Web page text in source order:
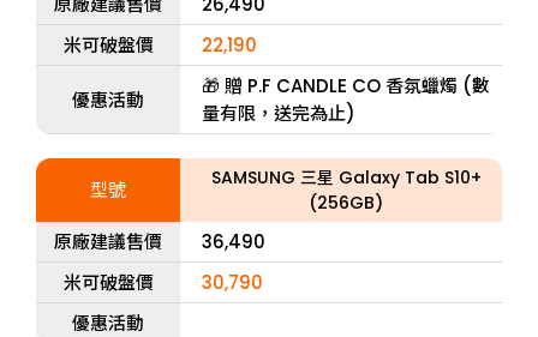
米可破盤價
22,190
優惠活動
🎁 贈 P.F CANDLE CO 香氛蠟燭 (數
量有限，送完為止)
型號
SAMSUNG 三星 Galaxy Tab S10+
(256GB)
原廠建議售價
36,490
米可破盤價
30,790
優惠活動